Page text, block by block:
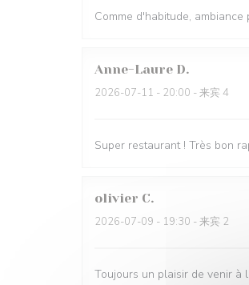
Comme d'habitude,
Anne-Laure D
2026-07-11 - 20:00 - 来宾 4
Super restaurant ! Très bon
olivier C
2026-07-09 - 19:30 - 来宾 2
Toujours un plaisir de venir à